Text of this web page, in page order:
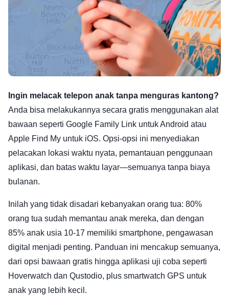
Ingin melacak telepon anak tanpa menguras kantong?
Anda bisa melakukannya secara gratis menggunakan alat
bawaan seperti Google Family Link untuk Android atau
Apple Find My untuk iOS. Opsi-opsi ini menyediakan
pelacakan lokasi waktu nyata, pemantauan penggunaan
aplikasi, dan batas waktu layar—semuanya tanpa biaya
bulanan.
Inilah yang tidak disadari kebanyakan orang tua: 80%
orang tua sudah memantau anak mereka, dan dengan
85% anak usia 10-17 memiliki smartphone, pengawasan
digital menjadi penting. Panduan ini mencakup semuanya,
dari opsi bawaan gratis hingga aplikasi uji coba seperti
Hoverwatch dan Qustodio, plus smartwatch GPS untuk
anak yang lebih kecil.